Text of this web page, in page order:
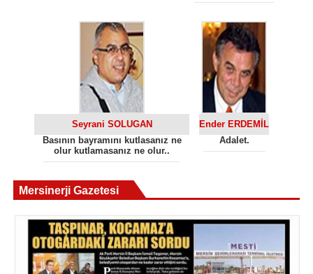
Seyrani SOLUGAN
Basının bayramını kutlasanız ne
olur kutlamasanız ne olur..
Ender ERDEMİL
Adalet.
Mersinerji Gazetesi